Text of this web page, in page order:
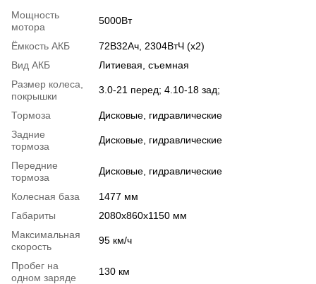
Мощность
мотора
5000Вт
Ёмкость АКБ
72В32Ач, 2304ВтЧ (x2)
Вид АКБ
Литиевая, съемная
Размер колеса,
покрышки
3.0-21 перед; 4.10-18 зад;
Тормоза
Дисковые, гидравлические
Задние
тормоза
Дисковые, гидравлические
Передние
тормоза
Дисковые, гидравлические
Колесная база
1477 мм
Габариты
2080х860х1150 мм
Максимальная
скорость
95 км/ч
Пробег на
одном заряде
130 км